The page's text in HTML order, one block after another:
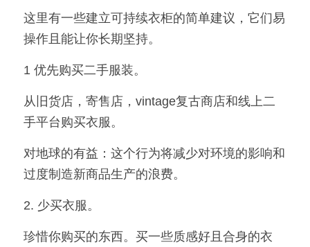
这里有一些建立可持续衣柜的简单建议，它们易
操作且能让你长期坚持。
1 优先购买二手服装。
从旧货店，寄售店，vintage复古商店和线上二
手平台购买衣服。
对地球的有益：这个行为将减少对环境的影响和
过度制造新商品生产的浪费。
2. 少买衣服。
珍惜你购买的东西。买一些质感好且合身的衣